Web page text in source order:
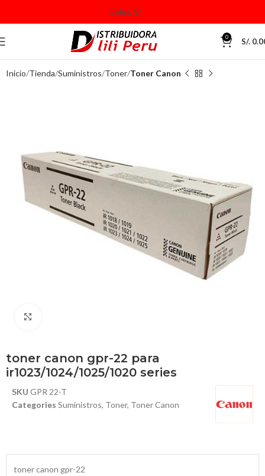
0 S/.
Inicio Tienda Suministros Toner Toner Canon
toner canon gpr-22 para
ir1023/1024/1025/1020 series
SKU GPR 22-T
Categories Suministros, Toner, Toner Canon
toner canon gpr-22